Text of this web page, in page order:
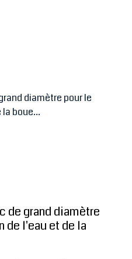
de grand diamètre
de l'eau et de la